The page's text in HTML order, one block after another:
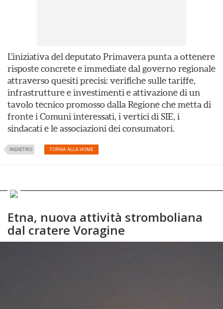
L’iniziativa del deputato Primavera punta a ottenere
risposte concrete e immediate dal governo regionale
attraverso quesiti precisi: verifiche sulle tariffe,
infrastrutture e investimenti e attivazione di un
tavolo tecnico promosso dalla Regione che metta di
fronte i Comuni interessati, i vertici di SIE, i
sindacati e le associazioni dei consumatori.
INDIETRO TORNA ALLA HOME
Etna, nuova attività stromboliana
dal cratere Voragine